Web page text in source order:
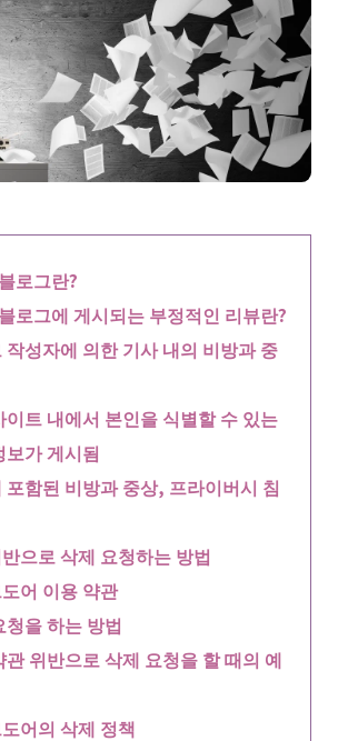
로그란?
로그에 게시되는 부정적인 리뷰란?
작성자에 의한 기사 내의 비방과 중
이트 내에서 본인을 식별할 수 있는
보가 게시됨
포함된 비방과 중상, 프라이버시 침
으로 삭제 요청하는 방법
어 이용 약관
청을 하는 방법
관 위반으로 삭제 요청을 할 때의 예
어의 삭제 정책